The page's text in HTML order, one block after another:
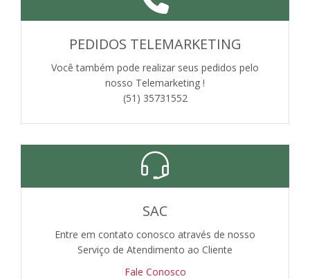
PEDIDOS TELEMARKETING
Você também pode realizar seus pedidos pelo
nosso Telemarketing !
(51) 35731552
SAC
Entre em contato conosco através de nosso
Serviço de Atendimento ao Cliente
Fale Conosco